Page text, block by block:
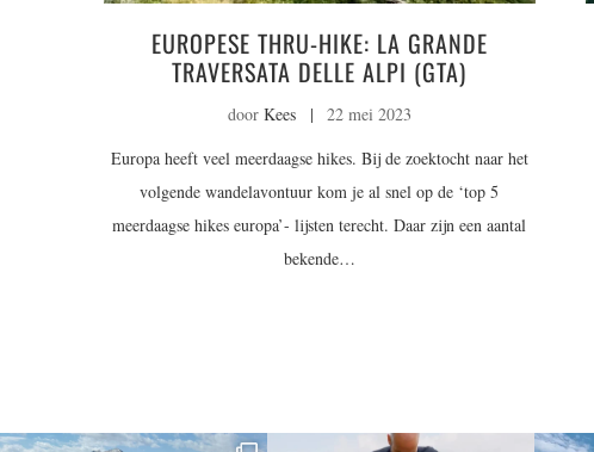
EUROPESE THRU-HIKE: LA GRANDE
TRAVERSATA DELLE ALPI (GTA)
door Kees |
22 mei 2023
Europa heeft veel meerdaagse hikes. Bij de zoektocht naar het
volgende wandelavontuur kom je al snel op de ‘top 5
meerdaagse hikes europa’- lijsten terecht. Daar zijn een aantal
bekende…